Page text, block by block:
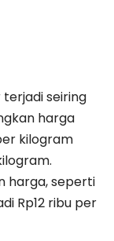
seiring
harga
kilogram
harga, seperti
Rp12 ribu per